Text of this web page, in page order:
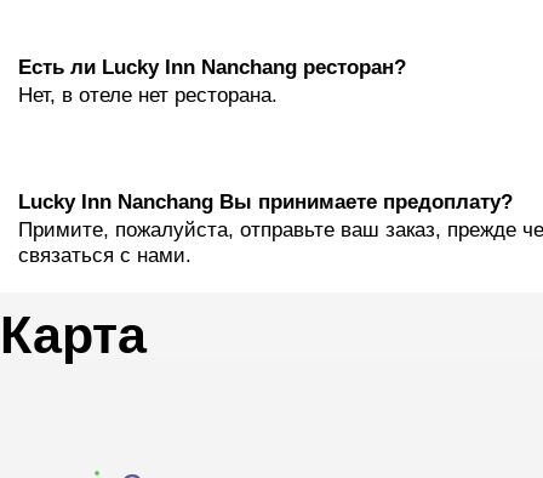
Eсть ли Lucky Inn Nanchang ресторан?
Нет, в отеле нет ресторана.
Lucky Inn Nanchang Вы принимаете предоплату?
Примите, пожалуйста, отправьте ваш заказ, прежде
связаться с нами.
Карта